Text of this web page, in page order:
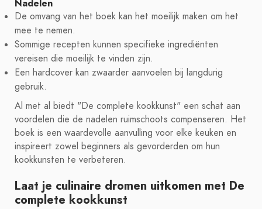
Nadelen
De omvang van het boek kan het moeilijk maken om het
mee te nemen.
Sommige recepten kunnen specifieke ingrediënten
vereisen die moeilijk te vinden zijn.
Een hardcover kan zwaarder aanvoelen bij langdurig
gebruik.
Al met al biedt "De complete kookkunst" een schat aan
voordelen die de nadelen ruimschoots compenseren. Het
boek is een waardevolle aanvulling voor elke keuken en
inspireert zowel beginners als gevorderden om hun
kookkunsten te verbeteren.
Laat je culinaire dromen uitkomen met De
complete kookkunst